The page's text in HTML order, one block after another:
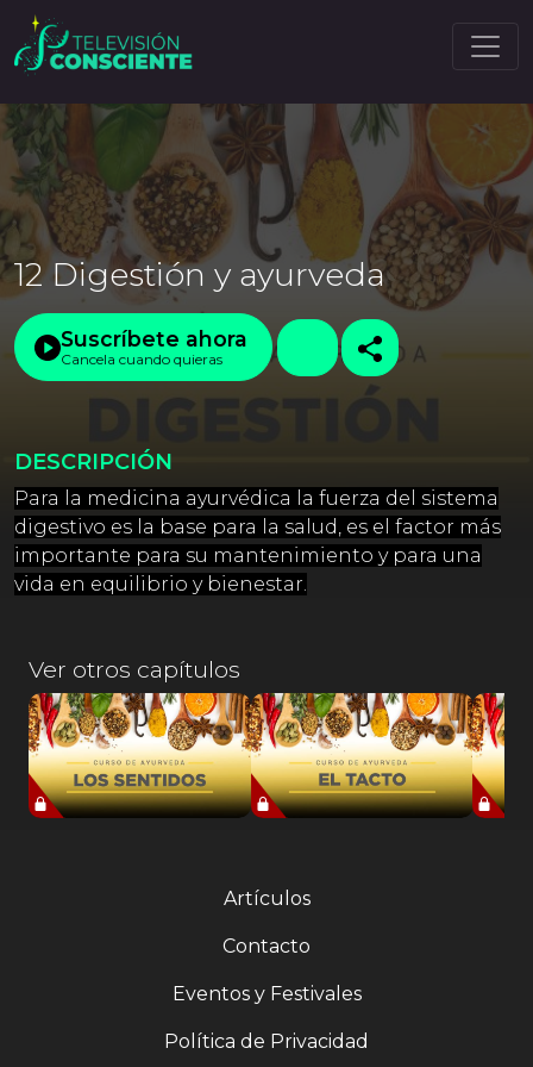
12 Digestión y ayurveda
Suscríbete ahora
Cancela cuando quieras
DESCRIPCIÓN
Para la medicina ayurvédica la fuerza del sistema
digestivo es la base para la salud, es el factor más
importante para su mantenimiento y para una
vida en equilibrio y bienestar.
Ver otros capítulos
Artículos
Contacto
Eventos y Festivales
Política de Privacidad